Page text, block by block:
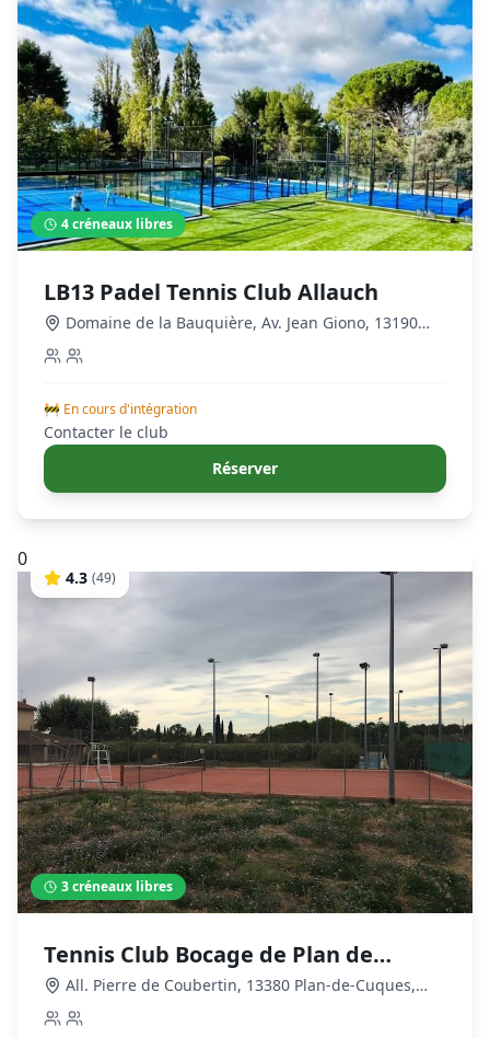
4créneaux libres
LB13 Padel Tennis Club Allauch
Domaine de la Bauquière, Av. Jean Giono, 13190
Allauch, France
🚧 En cours d'intégration
Contacter le club
Réserver
0
4.3 (49)
3créneaux libres
Tennis Club Bocage de Plan de
Cuques
All. Pierre de Coubertin, 13380 Plan-de-Cuques,
France